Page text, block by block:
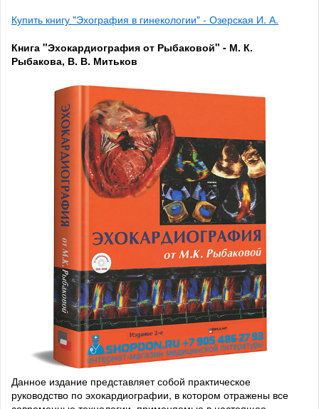
Купить книгу "Эхография в гинекологии" - Озерская И. А.
Книга "Эхокардиография от Рыбаковой" - М. К.
Рыбакова, В. В. Митьков
Данное издание представляет собой практическое
руководство по эхокардиографии, в котором отражены все